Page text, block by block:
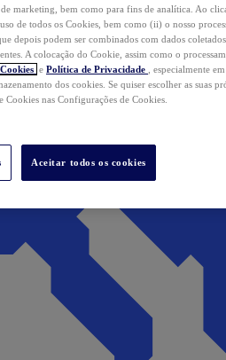
marketing, bem como para fins de analítica. Ao
de todos os Cookies, bem como (ii) o nosso
depois podem ser combinados com dados
A colocação do Cookie, assim como o
e Política de Privacidade
, especialmente
dos cookies. Se quiser escolher as suas
Cookies nas Configurações de Cookies.
Aceitar todos os cookies